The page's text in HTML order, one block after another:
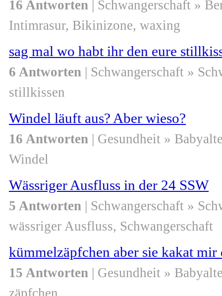
16 Antworten | Schwangerschaft »
Intimrasur, Bikinizone, waxing
sag mal wo habt ihr den eure
6 Antworten | Schwangerschaft »
stillkissen
Windel läuft aus? Aber wieso?
16 Antworten | Gesundheit »
Windel
Wässriger Ausfluss in der 24 SSW
5 Antworten | Schwangerschaft »
wässriger Ausfluss, Schwangerschaft
kümmelzäpfchen aber sie kakat mir
15 Antworten | Gesundheit »